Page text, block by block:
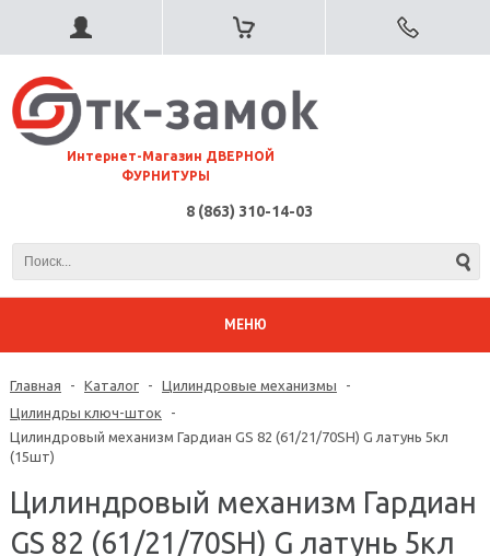
⠀Интернет-Магазин ДВЕРНОЙ
ФУРНИТУРЫ
8 (863) 310-14-03
МЕНЮ
Главная - Каталог - Цилиндровые механизмы
-
Цилиндры ключ-шток
-
Цилиндровый механизм Гардиан GS 82 (61/21/70SH) G латунь 5кл
(15шт)
Цилиндровый механизм Гардиан
GS 82 (61/21/70SH) G латунь 5кл